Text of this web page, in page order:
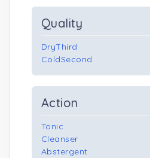
Quality
DryThird
ColdSecond
Action
Tonic
Cleanser
Abstergent